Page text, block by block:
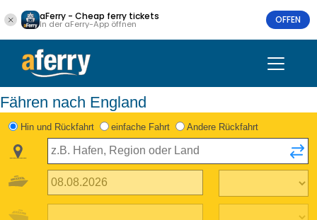
aFerry - Cheap ferry tickets
In der aFerry-App öffnen OFFEN
Fähren nach England
Hin und Rückfahrt einfache Fahrt Andere Rückfahrt